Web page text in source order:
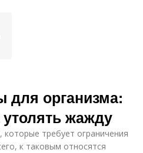
для организма:
жажду
которые требует ограничения
к таковым относятся